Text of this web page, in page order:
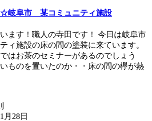
☆岐阜市 某コミュニティ施設
ます！職人の寺田です！ 今日は岐阜市
ィ施設の床の間の塗装に来ています。
はお茶のセミナーがあるのでしょう
ものを置いたのか・・床の間の欅が熱
月28日